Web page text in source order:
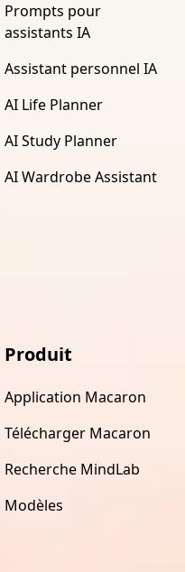
Prompts pour
assistants IA
Assistant personnel IA
AI Life Planner
AI Study Planner
AI Wardrobe Assistant
Produit
Application Macaron
Télécharger Macaron
Recherche MindLab
Modèles